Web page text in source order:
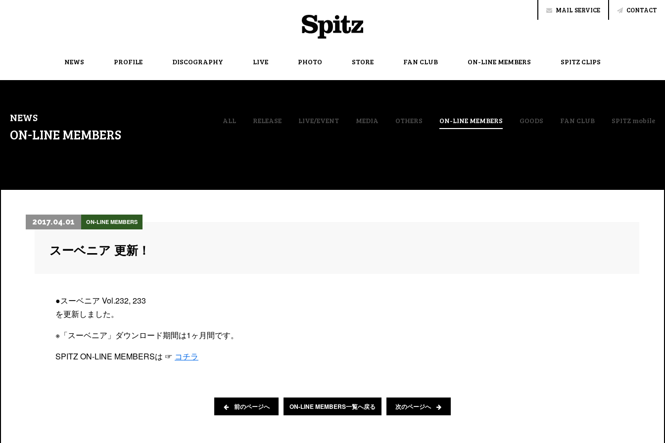
NEWS PROFILE DISCOGRAPHY LIVE PHOTO STORE FAN CLUB ON-LINE MEMBERS SPITZ CLIPS
MAIL SERVICE CONTACT
NEWS
ON-LINE MEMBERS
ALL RELEASE LIVE/EVENT MEDIA OTHERS ON-LINE MEMBERS GOODS FAN CLUB SPITZ mobile
2017.04.01 ON-LINE MEMBERS
スーベニア 更新！
●スーベニア Vol.232, 233
を更新しました。
※「スーベニア」ダウンロード期間は1ヶ月間です。
SPITZ ON-LINE MEMBERSは ☞ コチラ
前のページへ ON-LINE MEMBERS一覧へ戻る 次のページへ